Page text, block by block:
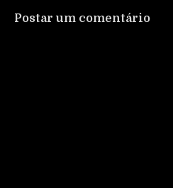
Postar um comentário